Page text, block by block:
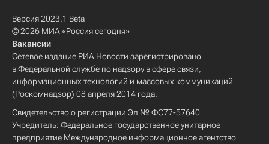
Версия 2023.1 Beta
© 2026 МИА «Россия сегодня»
Вакансии
Сетевое издание РИА Новости зарегистрировано
в Федеральной службе по надзору в сфере связи,
информационных технологий и массовых коммуникаций
(Роскомнадзор) 08 апреля 2014 года.
Свидетельство о регистрации Эл № ФС77-57640
Учредитель: Федеральное государственное унитарное
предприятие Международное информационное агентство